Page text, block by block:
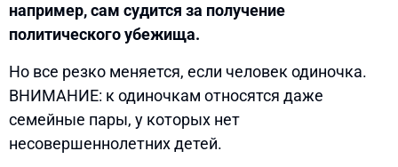
например, сам судится за получение
политического убежища.
Но все резко меняется, если человек одиночка.
ВНИМАНИЕ: к одиночкам относятся даже
семейные пары, у которых нет
несовершеннолетних детей.